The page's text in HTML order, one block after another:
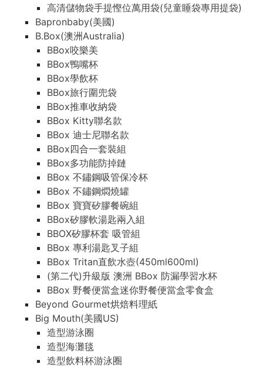
高清儲物袋手提慳位萬用袋(兒童睡袋專用提袋)
Bapronbaby(美國)
B.Box(澳洲Australia)
BBox咬樂美
BBox鴨嘴杯
BBox學飲杯
BBox旅行圍兜袋
BBox推車收納袋
BBox Kitty聯名款
BBox 迪士尼聯名款
BBox四合一套裝組
BBox多功能防掉鏈
BBox 不鏽鋼吸管保冷杯
BBox 不鏽鋼燜燒罐
BBox 寶寶矽膠餐碗組
BBox矽膠軟湯匙兩入組
BBOX矽膠杯套 吸管組
BBox 專利湯匙叉子組
BBox Tritan直飲水壺(450ml600ml)
(第二代)升級版 澳洲 BBox 防漏學習水杯
BBox 野餐便當盒迷你野餐便當盒零食盒
Beyond Gourmet烘焙料理紙
Big Mouth(美國US)
造型游泳圈
造型海灘毯
造型飲料杯游泳圈